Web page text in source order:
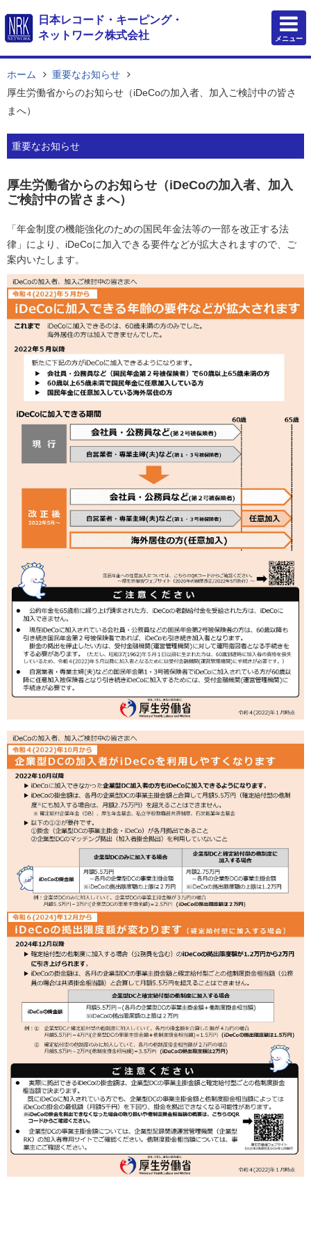
日本レコード・キーピング・
ネットワーク株式会社
メニュー
ホーム
重要なお知らせ
厚生労働省からのお知らせ（iDeCoの加入者、加入ご検討中の皆さ
まへ）
重要なお知らせ
厚生労働省からのお知らせ（iDeCoの加入者、加入
ご検討中の皆さまへ）
「年金制度の機能強化のための国民年金法等の一部を改正する法
律」により
iDeCoに加入できる要件などが拡大されますので、
ご
案内いたします。